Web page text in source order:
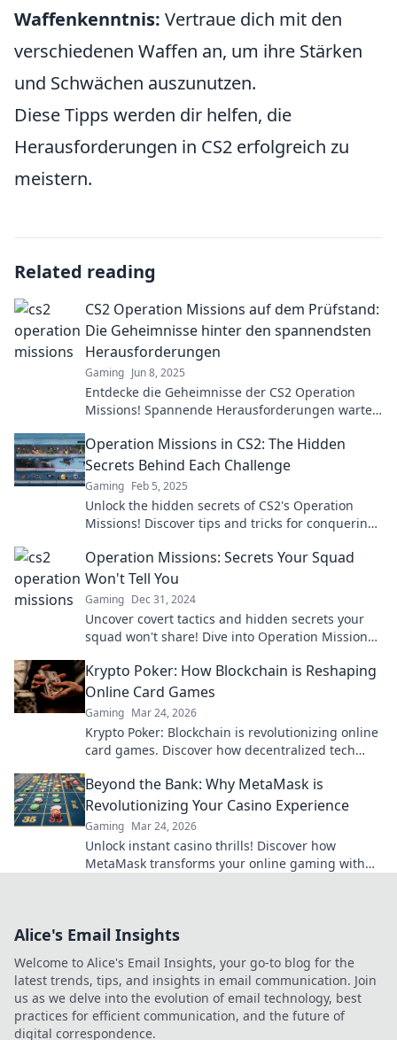
Waffenkenntnis: Vertraue dich mit den
verschiedenen Waffen an, um ihre Stärken
und Schwächen auszunutzen.
Diese Tipps werden dir helfen, die
Herausforderungen in CS2 erfolgreich zu
meistern.
Related reading
CS2 Operation Missions auf dem Prüfstand:
Die Geheimnisse hinter den spannendsten
Herausforderungen
Gaming Jun 8, 2025
Entdecke die Geheimnisse der CS2 Operation
Missions! Spannende Herausforderungen warten
Operation Missions in CS2: The Hidden
Secrets Behind Each Challenge
Gaming Feb 5, 2025
Unlock the hidden secrets of CS2's Operation
Missions! Discover tips and tricks for conquering
Operation Missions: Secrets Your Squad
Won't Tell You
Gaming Dec 31, 2024
Uncover covert tactics and hidden secrets your
squad won't share! Dive into Operation Missions
Krypto Poker: How Blockchain is Reshaping
Online Card Games
Gaming Mar 24, 2026
Krypto Poker: Blockchain is revolutionizing online
card games. Discover how decentralized tech
Beyond the Bank: Why MetaMask is
Revolutionizing Your Casino Experience
Gaming Mar 24, 2026
Unlock instant casino thrills! Discover how
MetaMask transforms your online gaming with
Alice's Email Insights
Welcome to Alice's Email Insights, your go-to blog for the
latest trends, tips, and insights in email communication. Join
us as we delve into the evolution of email technology, best
practices for efficient communication, and the future of
digital correspondence.